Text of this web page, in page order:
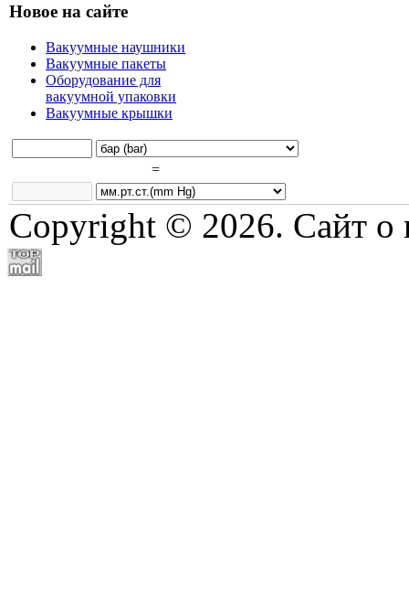
Новое на сайте
Вакуумные наушники
Вакуумные пакеты
Оборудование для
вакуумной упаковки
Вакуумные крышки
=
Copyright © 2026. Сайт о